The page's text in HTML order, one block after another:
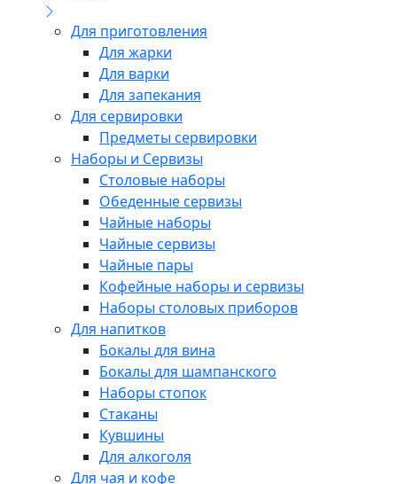
Для приготовления
Для жарки
Для варки
Для запекания
Для сервировки
Предметы сервировки
Наборы и Сервизы
Столовые наборы
Обеденные сервизы
Чайные наборы
Чайные сервизы
Чайные пары
Кофейные наборы и сервизы
Наборы столовых приборов
Для напитков
Бокалы для вина
Бокалы для шампанского
Наборы стопок
Стаканы
Кувшины
Для алкоголя
Для чая и кофе